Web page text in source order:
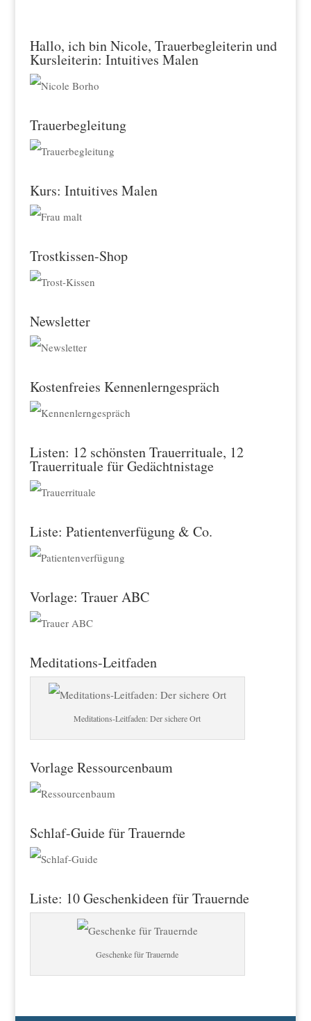
e
r
n
v
e
Hallo, ich bin Nicole, Trauerbegleiterin und
Kursleiterin: Intuitives Malen
Trauerbegleitung
Kurs: Intuitives Malen
Trostkissen-Shop
Newsletter
Kostenfreies Kennenlerngespräch
Listen: 12 schönsten Trauerrituale, 12
Trauerrituale für Gedächtnistage
Liste: Patientenverfügung & Co.
Vorlage: Trauer ABC
Meditations-Leitfaden
Meditations-Leitfaden: Der sichere Ort
Vorlage Ressourcenbaum
Schlaf-Guide für Trauernde
Liste: 10 Geschenkideen für Trauernde
Geschenke für Trauernde